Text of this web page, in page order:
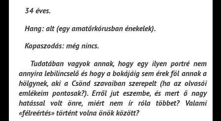
34 éves.
Hang: alt (egy amatőrkórusban énekelek).
Kopaszodás: még nincs.
Tudatában vagyok annak, hogy egy ilyen portré nem
annyira lebilincselő és hogy a bokájáig sem érek föl annak a
hölgynek, aki a Csönd szavaiban szerepelt (ha az olvasói
emlékeim pontosak?). Erről jut eszembe, és mert ő nagy
hatással volt önre, miért nem ír róla többet? Valami
«félreértés» történt volna önök között?